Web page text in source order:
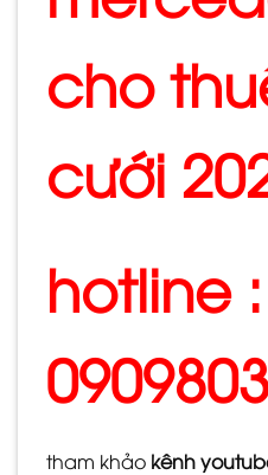
cho
cưới
hotline :
tham khảo kênh